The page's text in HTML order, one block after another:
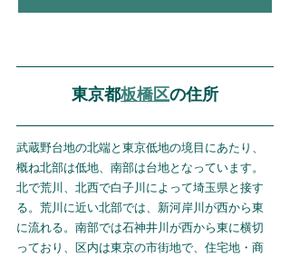
東京都板橋区の住所
武蔵野台地の北端と東京低地の境目にあたり、
概ね北部は低地、南部は台地となっています。
北で荒川、北西で白子川によって埼玉県と接す
る。荒川に近い北部では、新河岸川が西から東
に流れる。南部では石神井川が西から東に横切
っており、区内は東京の市街地で、住宅地・商